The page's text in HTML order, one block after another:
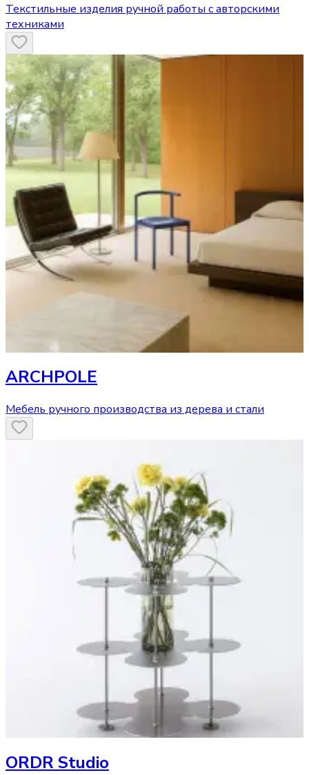
Текстильные изделия ручной работы с авторскими
техниками
ARCHPOLE
Мебель ручного производства из дерева и стали
ORDR Studio